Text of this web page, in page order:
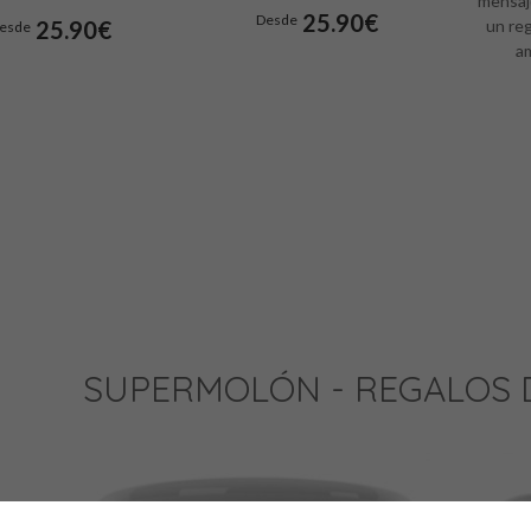
25.90€ Desde 25.90€
un
SUPERMOLÓN - REGALOS